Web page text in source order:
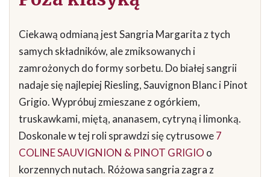
Ciekawą odmianą jest Sangria Margarita z tych
samych składników, ale zmiksowanych i
zamrożonych do formy sorbetu. Do białej sangrii
nadaje się najlepiej Riesling, Sauvignon Blanc i Pinot
Grigio. Wypróbuj zmieszane z ogórkiem,
truskawkami, miętą, ananasem, cytryną i limonką.
Doskonale w tej roli sprawdzi się cytrusowe7
COLINE SAUVIGNION & PINOT GRIGIO o
korzennych nutach. Różowa sangria zagra z